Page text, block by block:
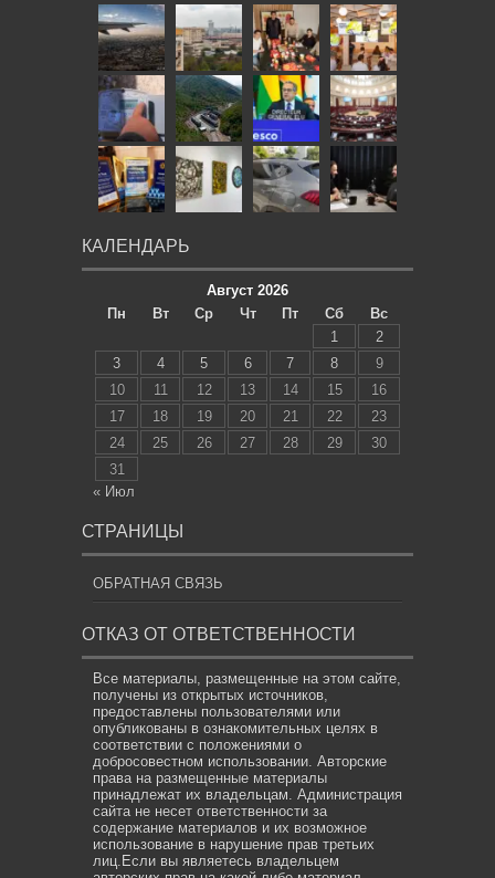
КАЛЕНДАРЬ
Август 2026
Пн
Вт Ср Чт Пт Сб
Вс
1
2
3
4 5 6 7 8
9
10
11 12 13 14 15
16
17
18 19 20 21 22
23
24
25 26 27 28 29
30
31
« Июл
СТРАНИЦЫ
ОБРАТНАЯ СВЯЗЬ
ОТКАЗ ОТ ОТВЕТСТВЕННОСТИ
Все материалы, размещенные на этом сайте,
получены из открытых источников,
предоставлены пользователями или
опубликованы в ознакомительных целях в
соответствии с положениями о
добросовестном использовании. Авторские
права на размещенные материалы
принадлежат их владельцам. Администрация
сайта не несет ответственности за
содержание материалов и их возможное
использование в нарушение прав третьих
лиц.Если вы являетесь владельцем